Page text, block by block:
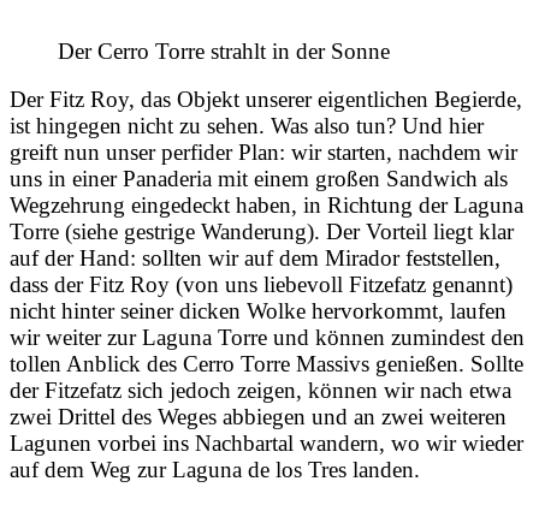
Der Cerro Torre strahlt in der Sonne
Der Fitz Roy, das Objekt unserer eigentlichen Begierde,
ist hingegen nicht zu sehen. Was also tun? Und hier
greift nun unser perfider Plan: wir starten, nachdem wir
uns in einer Panaderia mit einem großen Sandwich als
Wegzehrung eingedeckt haben, in Richtung der Laguna
Torre (siehe gestrige Wanderung). Der Vorteil liegt klar
auf der Hand: sollten wir auf dem Mirador feststellen,
dass der Fitz Roy (von uns liebevoll Fitzefatz genannt)
nicht hinter seiner dicken Wolke hervorkommt, laufen
wir weiter zur Laguna Torre und können zumindest den
tollen Anblick des Cerro Torre Massivs genießen. Sollte
der Fitzefatz sich jedoch zeigen, können wir nach etwa
zwei Drittel des Weges abbiegen und an zwei weiteren
Lagunen vorbei ins Nachbartal wandern, wo wir wieder
auf dem Weg zur Laguna de los Tres landen.